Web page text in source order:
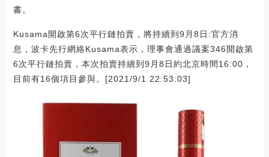
書。
Kusama開啟第6次平行鏈拍賣，將持續到9月8日:官方消
息，波卡先行網絡Kusama表示，理事會通過議案346開啟第
6次平行鏈拍賣，本次拍賣持續到9月8日約北京時間16:00，
目前有16個項目參與。[2021/9/1 22:53:03]